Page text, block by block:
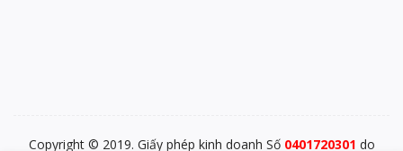
Copyright © 2019. Giấy phép kinh doanh Số 0401720301 do